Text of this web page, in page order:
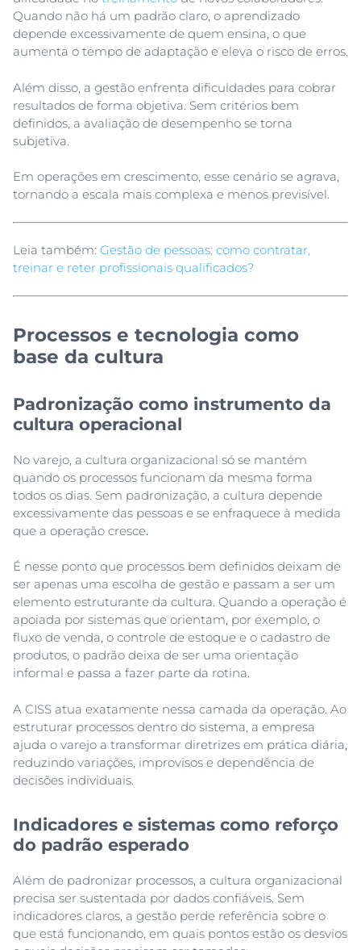
Quando não há um padrão claro, o aprendizado
depende excessivamente de quem ensina, o que
aumenta o tempo de adaptação e eleva o risco de erros.
Além disso, a gestão enfrenta dificuldades para cobrar
resultados de forma objetiva. Sem critérios bem
definidos, a avaliação de desempenho se torna
subjetiva.
Em operações em crescimento, esse cenário se agrava,
tornando a escala mais complexa e menos previsível.
Leia também: Gestão de pessoas: como contratar,
treinar e reter profissionais qualificados?
Processos e tecnologia como
base da cultura
Padronização como instrumento da
cultura operacional
No varejo, a cultura organizacional só se mantém
quando os processos funcionam da mesma forma
todos os dias. Sem padronização, a cultura depende
excessivamente das pessoas e se enfraquece à medida
que a operação cresce.
É nesse ponto que processos bem definidos deixam de
ser apenas uma escolha de gestão e passam a ser um
elemento estruturante da cultura. Quando a operação é
apoiada por sistemas que orientam, por exemplo, o
fluxo de venda, o controle de estoque e o cadastro de
produtos, o padrão deixa de ser uma orientação
informal e passa a fazer parte da rotina.
A CISS atua exatamente nessa camada da operação. Ao
estruturar processos dentro do sistema, a empresa
ajuda o varejo a transformar diretrizes em prática diária,
reduzindo variações, improvisos e dependência de
decisões individuais.
Indicadores e sistemas como reforço
do padrão esperado
Além de padronizar processos, a cultura organizacional
precisa ser sustentada por dados confiáveis. Sem
indicadores claros, a gestão perde referência sobre o
que está funcionando, em quais pontos estão os desvios